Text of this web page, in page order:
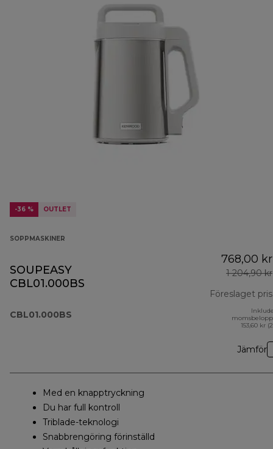
-36 % OUTLET
SOPPMASKINER
SOUPEASY
CBL01.000BS
CBL01.000BS
768,00 kr
1 204,90 kr
Föreslaget pris
153,60 kr
Jämför
Med en knapptryckning
Du har full kontroll
Triblade-teknologi
Snabbrengöring förinställd